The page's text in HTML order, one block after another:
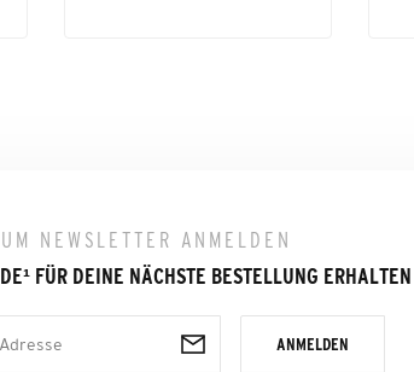
NEWSLETTER ANMELDEN
¹FÜR DEINE NÄCHSTE BESTELLUNG ERHALTEN
ANMELDEN